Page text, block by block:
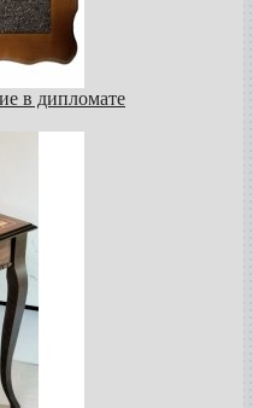
в дипломате